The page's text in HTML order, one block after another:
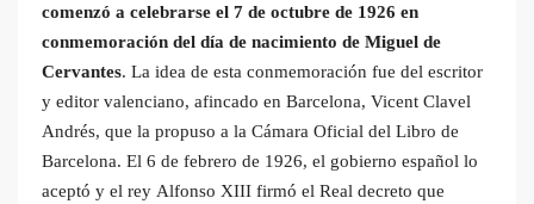
comenzó a celebrarse el 7 de octubre de 1926 en
conmemoración del día de nacimiento de Miguel de
Cervantes. La idea de esta conmemoración fue del escritor
y editor valenciano, afincado en Barcelona, Vicent Clavel
Andrés, que la propuso a la Cámara Oficial del Libro de
Barcelona. El 6 de febrero de 1926, el gobierno español lo
aceptó y el rey Alfonso XIII firmó el Real decreto que